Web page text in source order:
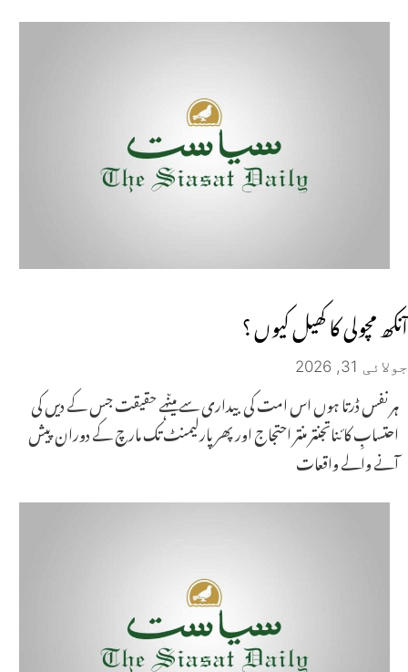
آنکھ مچولی کا کھیل کیوں ؟
جولائی 31, 2026
ہر نفس ڈرتا ہوں اس امت کی بیداری سے میںہے حقیقت جس کے دیں کی
احتسابِ کائناتجنتر منتر احتجاج اور پھر پارلیمنٹ تک مارچ کے دوران پیش
آنے والے واقعات